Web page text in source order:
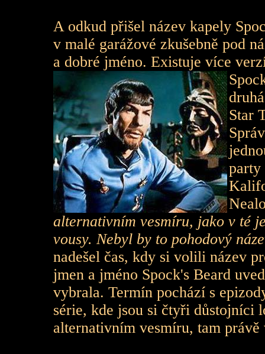
A odkud přišel název kapely
v malé garážové zkušebně pod
a dobré jméno. Existuje více
Star
party
alternativním vesmíru, jako v té
vousy. Nebyl by to pohodový
nadešel čas, kdy si volili název
jmen a jméno Spock's Beard
vybrala. Termín pochází s
série, kde jsou si čtyři důstojníci
alternativním vesmíru, tam